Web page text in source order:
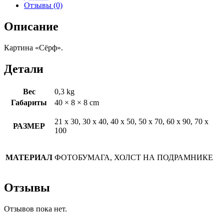
Отзывы (0)
Описание
Картина «Сёрф».
Детали
Вес
0,3 kg
Габариты
40 × 8 × 8 cm
РАЗМЕР
21 х 30, 30 х 40, 40 х 50, 50 х 70, 60 х 90, 70 х
100
МАТЕРИАЛ ФОТОБУМАГА, ХОЛСТ НА ПОДРАМНИКЕ
Отзывы
Отзывов пока нет.